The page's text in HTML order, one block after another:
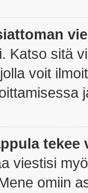
Katso sitä
voit
viestisi
omiin